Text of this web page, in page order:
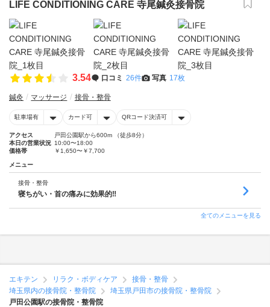
LIFE CONDITIONING CARE 寺尾鍼灸接骨院
3.54 口コミ 26件 写真 17枚
鍼灸 マッサージ 接骨・整骨
駐車場有 カード可 QRコード決済可
アクセス
戸田公園駅から600m （徒歩8分）
本日の営業状況 10:00〜18:00
価格帯
￥1,650〜￥7,700
メニュー
接骨・整骨
寝ちがい・首の痛みに効果的‼
全てのメニューを見る
エキテン リラク・ボディケア
接骨・整骨
埼玉県内の接骨院・整骨院
埼玉県戸田市の接骨院・整骨院
戸田公園駅の接骨院・整骨院